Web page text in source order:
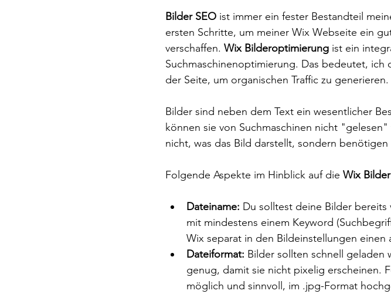
Bilder SEO ist immer ein fester Bestandteil
ersten Schritte, um meiner Wix Webseite ein
verschaffen. Wix Bilderoptimierung ist ein
Suchmaschinenoptimierung. Das bedeutet,
der Seite, um organischen Traffic zu generieren.
Bilder sind neben dem Text ein wesentlicher
können sie von Suchmaschinen nicht
nicht, was das Bild darstellt, sondern
Folgende Aspekte im Hinblick auf die Wix
Dateiname: Du solltest deine Bilder
mit mindestens einem Keyword
Wix separat in den Bildeinstellungen
Dateiformat: Bilder sollten schnell
genug, damit sie nicht pixelig erscheinen.
möglich und sinnvoll, im .jpg-Format